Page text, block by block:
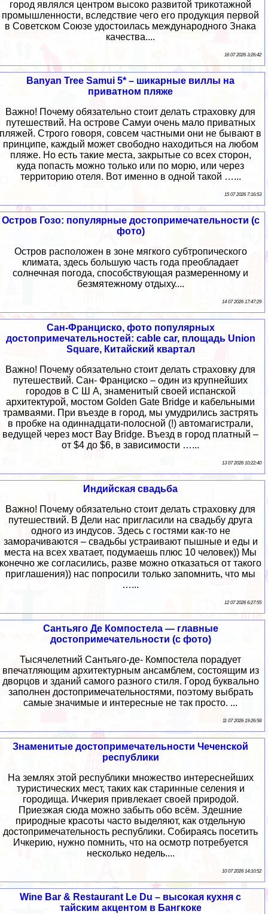
город являлся центром высоко развитой трикотажной
промышленности, вследствие чего его продукция первой
в Советском Союзе удостоилась международного Знака
качества....
16 07 2026 3:26:42
Banyan Tree Samui 5* – шикарные виллы на
приватном пляже
Важно! Почему обязательно стоит делать страховку для
путешествий. На острове Самуи очень мало приватных
пляжей. Строго говоря, совсем частными они не бывают в
принципе, каждый может свободно находиться на любом
пляже. Но есть такие места, закрытые со всех сторон,
куда попасть можно только или по морю, или через
территорию отеля. Вот именно в одной такой …...
15 07 2026 7:16:53
Остров Гозо: популярные достопримечательности (с
фото)
Остров расположен в зоне мягкого субтропического
климата, здесь большую часть года преобладает
солнечная погода, способствующая размеренному и
безмятежному отдыху....
14 07 2026 17:47:29
Сан-Франциско, фото популярных
достопримечательностей: cable car, площадь Union
Square, Китайский квартал
Важно! Почему обязательно стоит делать страховку для
путешествий. Сан- Франциско – один из крупнейших
городов в С Ш А, знаменитый своей испанской
архитектурой, мостом Golden Gate Bridge и кабельными
трамваями. При въезде в город, мы умудрились застрять
в пробке на одиннадцати-полосной (!) автомагистрали,
ведущей через мост Bay Bridge. Въезд в город платный –
от $4 до $6, в зависимости …...
13 07 2026 10:22:40
Индийская свадьба
Важно! Почему обязательно стоит делать страховку для
путешествий. В Дели нас пригласили на свадьбу друга
одного из индусов. Здесь с гостями как-то не
заморачиваются – свадьбы устраивают пышные и еды и
места на всех хватает, подумаешь плюс 10 человек)) Мы
конечно же согласились, разве можно отказаться от такого
приглашения)) нас попросили только запомнить, что мы
…...
12 07 2026 6:27:55
Сантьяго Де Компостела — главные
достопримечательности (с фото)
Тысячелетний Сантьяго-де- Компостела порадует
впечатляющим архитектурным ансамблем, состоящим из
дворцов и зданий самого разного стиля. Город буквально
заполнен достопримечательностями, поэтому выбрать
самые значимые и интересные не так просто. ...
11 07 2026 19:26:58
Знаменитые достопримечательности Чеченской
республики
На землях этой республики множество интереснейших
туристических мест, таких как старинные селения и
городища. Ичкерия привлекает своей природой.
Приезжая сюда можно забыть обо всём. Здешние
природные красоты часто выделяют, как отдельную
достопримечательность республики. Собираясь посетить
Ичкерию, нужно помнить, что на осмотр потребуется
несколько недель....
10 07 2026 14:10:52
Wine Bar & Restaurant Le Du – высокая кухня с
тайским акцентом в Бангкоке